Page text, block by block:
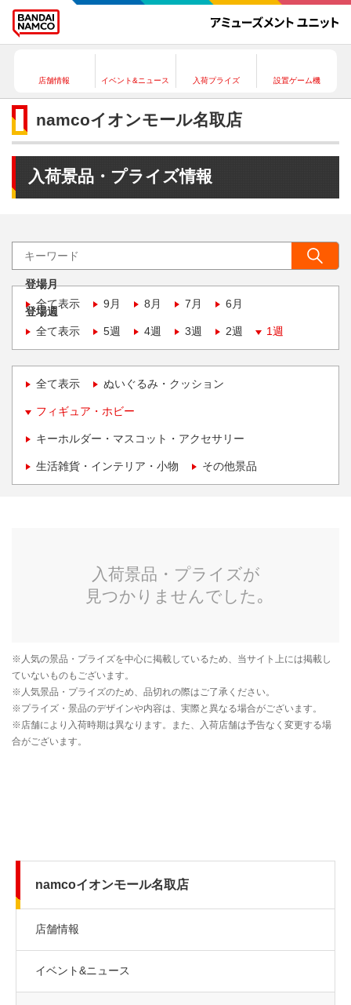
店舗情報 イベント&ニュース 入荷プライズ 設置ゲーム機
namcoイオンモール名取店
入荷景品・プライズ情報
登場月
全て表示
9月 8月 7月 6月
登場週
全て表示
5週 4週 3週 2週 1週
全て表示 ぬいぐるみ・クッション
フィギュア・ホビー
キーホルダー・マスコット・アクセサリー
生活雑貨・インテリア・小物 その他景品
namcoイオンモール名取店
店舗情報
イベント&ニュース